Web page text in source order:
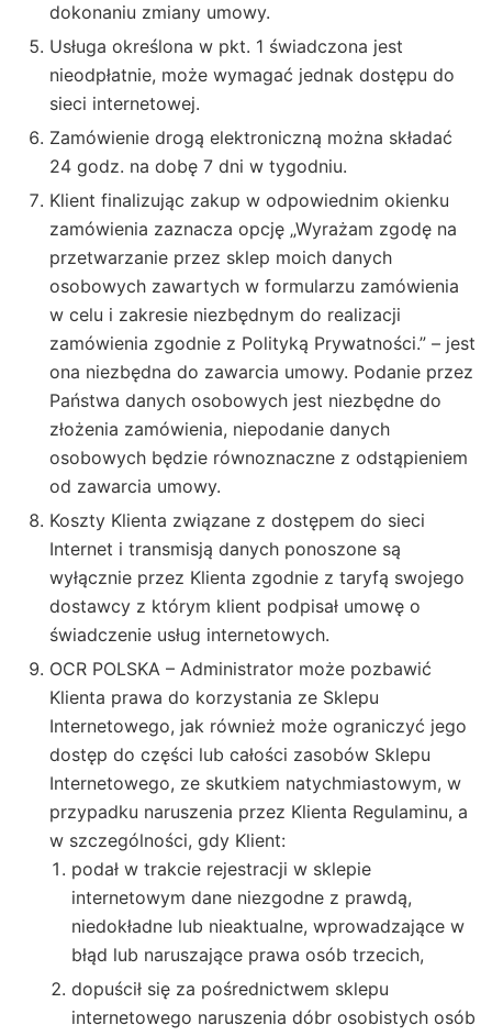
dokonaniu zmiany umowy.
Usługa określona w pkt. 1 świadczona jest
nieodpłatnie, może wymagać jednak dostępu do
sieci internetowej.
Zamówienie drogą elektroniczną można składać
24 godz. na dobę 7 dni w tygodniu.
Klient finalizując zakup w odpowiednim okienku
zamówienia zaznacza opcję „Wyrażam zgodę na
przetwarzanie przez sklep moich danych
osobowych zawartych w formularzu zamówienia
w celu i zakresie niezbędnym do realizacji
zamówienia zgodnie z Polityką Prywatności.” – jest
ona niezbędna do zawarcia umowy. Podanie przez
Państwa danych osobowych jest niezbędne do
złożenia zamówienia, niepodanie danych
osobowych będzie równoznaczne z odstąpieniem
od zawarcia umowy.
Koszty Klienta związane z dostępem do sieci
Internet i transmisją danych ponoszone są
wyłącznie przez Klienta zgodnie z taryfą swojego
dostawcy z którym klient podpisał umowę o
świadczenie usług internetowych.
OCR POLSKA – Administrator może pozbawić
Klienta prawa do korzystania ze Sklepu
Internetowego, jak również może ograniczyć jego
dostęp do części lub całości zasobów Sklepu
Internetowego, ze skutkiem natychmiastowym, w
przypadku naruszenia przez Klienta Regulaminu, a
w szczególności, gdy Klient:
podał w trakcie rejestracji w sklepie
internetowym dane niezgodne z prawdą,
niedokładne lub nieaktualne, wprowadzające w
błąd lub naruszające prawa osób trzecich,
dopuścił się za pośrednictwem sklepu
internetowego naruszenia dóbr osobistych osób